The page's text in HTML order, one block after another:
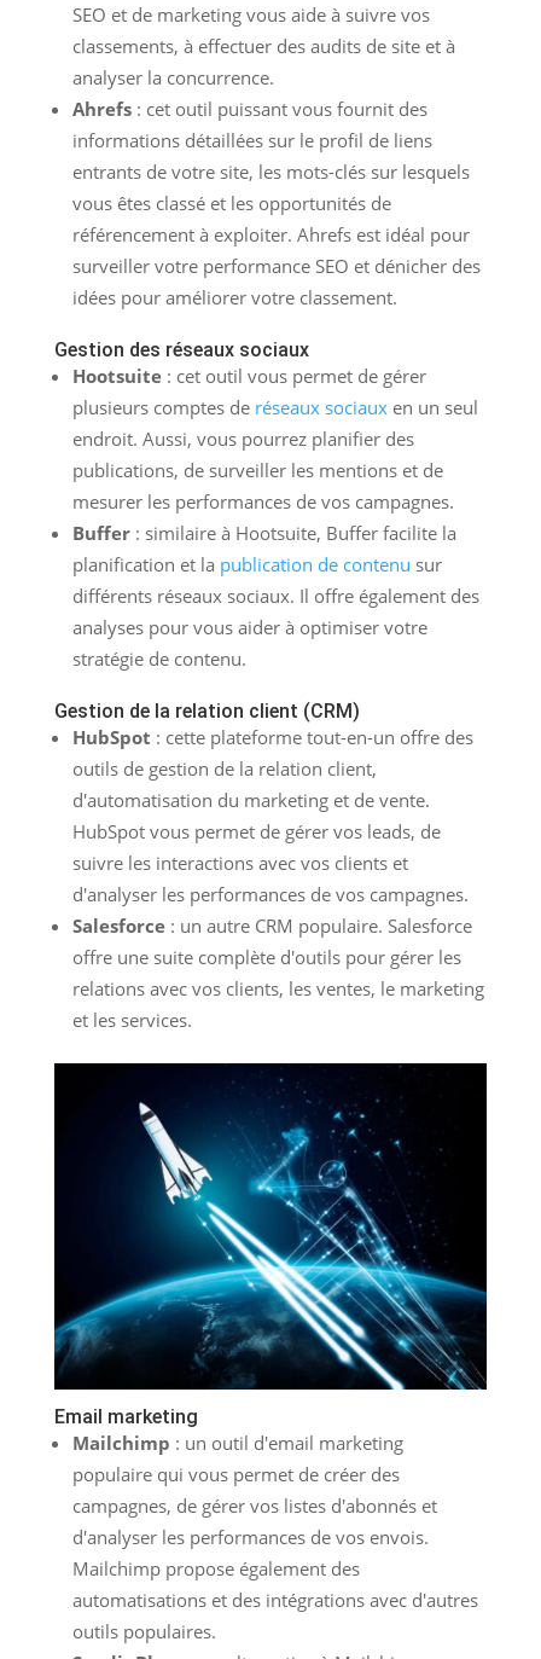
SEO et de marketing vous aide à suivre vos
classements, à effectuer des audits de site et à
analyser la concurrence.
Ahrefs: cet outil puissant vous fournit des
informations détaillées sur le profil de liens
entrants de votre site, les mots-clés sur lesquels
vous êtes classé et les opportunités de
référencement à exploiter. Ahrefs est idéal pour
surveiller votre performance SEO et dénicher des
idées pour améliorer votre classement.
Gestion des réseaux sociaux
Hootsuite: cet outil vous permet de gérer
plusieurs comptes de réseaux sociauxen un seul
endroit. Aussi, vous pourrez planifier des
publications, de surveiller les mentions et de
mesurer les performances de vos campagnes.
Buffer : similaire à Hootsuite, Buffer facilite la
planification et la publication de contenu sur
différents réseaux sociaux. Il offre également des
analyses pour vous aider à optimiser votre
stratégie de contenu.
Gestion de la relation client (CRM)
HubSpot : cette plateforme tout-en-un offre des
outils de gestion de la relation client,
d'automatisation du marketing et de vente.
HubSpot vous permet de gérer vos leads, de
suivre les interactions avec vos clients et
d'analyser les performances de vos campagnes.
Salesforce : un autre CRM populaire. Salesforce
offre une suite complète d'outils pour gérer les
relations avec vos clients, les ventes, le marketing
et les services.
Email marketing
Mailchimp : un outil d'email marketing
populaire qui vous permet de créer des
campagnes, de gérer vos listes d'abonnés et
d'analyser les performances de vos envois.
Mailchimp propose également des
automatisations et des intégrations avec d'autres
outils populaires.